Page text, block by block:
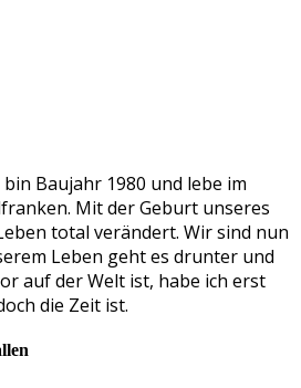
Baujahr 1980 und lebe im
Mit der Geburt unseres
total verändert. Wir sind nun
Leben geht es drunter und
auf der Welt ist, habe ich erst
die Zeit ist.